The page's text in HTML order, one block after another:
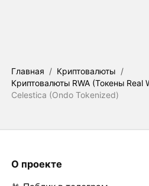
Главная / Криптовалюты /
Криптовалюты RWA (Токены Real
Celestica (Ondo Tokenized)
О проекте